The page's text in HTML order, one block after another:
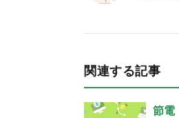
関連する記事
節電